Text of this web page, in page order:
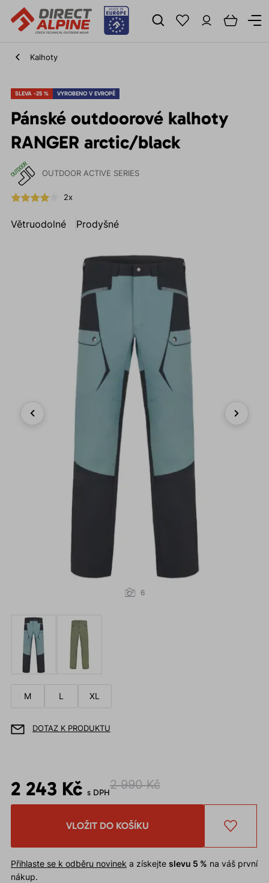
Kalhoty
SLEVA -25 % VYROBENO V EVROPĚ
Pánské outdoorové kalhoty
RANGER arctic/black
OUTDOOR ACTIVE SERIES
2x
Větruodolné Prodyšné
6
M L XL
DOTAZ K PRODUKTU
2 243 Kč s DPH
2 990 Kč
VLOŽIT DO KOŠÍKU
Přihlaste se k odběru novinek a získejte slevu 5 % na váš první
nákup.